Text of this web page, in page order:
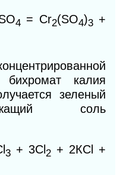
4 = Cr2(SO4)3+
калия
зеленый
соль
3 + 3Сl2 + 2КСl +